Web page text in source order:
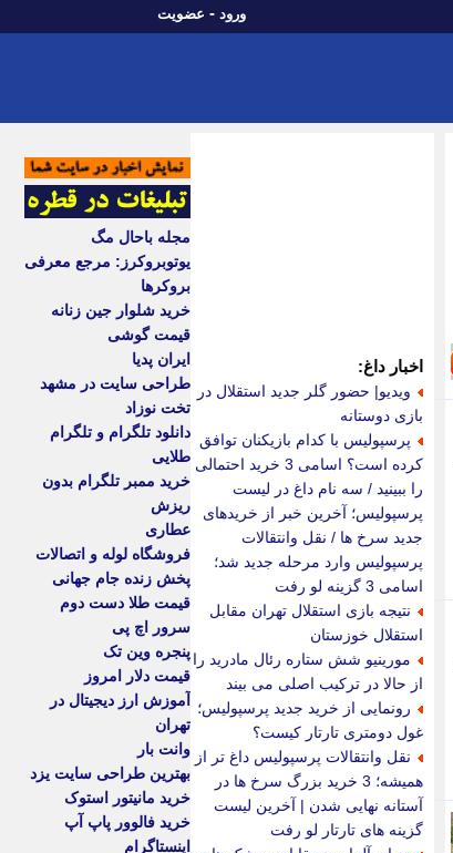
ورود - عضویت
اخبار داغ:
ویدیو| حضور گلر جدید استقلال در
بازی دوستانه
پرسپولیس با کدام بازیکنان توافق
کرده است؟ اسامی 3 خرید احتمالی
را ببینید / سه نام داغ در لیست
پرسپولیس؛ آخرین خبر از خریدهای
جدید سرخ ها / نقل وانتقالات
پرسپولیس وارد مرحله جدید شد؛
اسامی 3 گزینه لو رفت
نتیجه بازی استقلال تهران مقابل
استقلال خوزستان
مورینیو شش ستاره رئال مادرید را
از حالا در ترکیب اصلی می بیند
رونمایی از خرید جدید پرسپولیس؛
غول دومتری تارتار کیست؟
نقل وانتقالات پرسپولیس داغ تر از
همیشه؛ 3 خرید بزرگ سرخ ها در
آستانه نهایی شدن | آخرین لیست
گزینه های تارتار لو رفت
مجله باحال مگ
یوتوبروکرز: مرجع معرفی
بروکرها
خرید شلوار جین زنانه
قیمت گوشی
ایران پدیا
طراحی سایت در مشهد
تخت نوزاد
دانلود تلگرام و تلگرام
طلایی
خرید ممبر تلگرام بدون
ریزش
عطاری
فروشگاه لوله و اتصالات
پخش زنده جام جهانی
قیمت طلا دست دوم
سرور اچ پی
پنجره وین تک
قیمت دلار امروز
آموزش ارز دیجیتال در
تهران
وانت بار
بهترین طراحی سایت یزد
خرید مانیتور استوک
خرید فالوور پاپ آپ
اینستاگرام